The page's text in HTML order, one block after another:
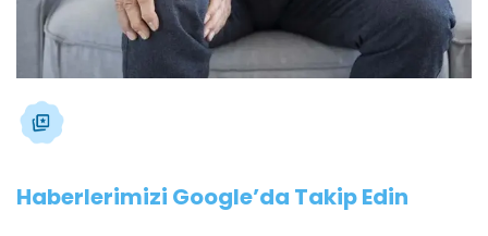
Haberlerimizi Google’da Takip Edin